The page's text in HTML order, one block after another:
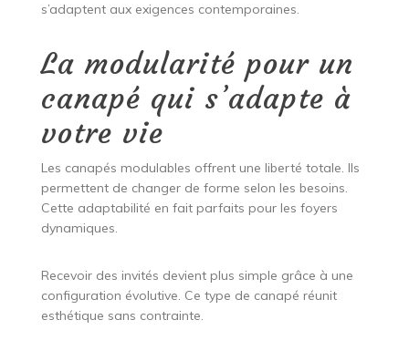
s’adaptent aux exigences contemporaines.
La modularité pour un
canapé qui s’adapte à
votre vie
Les canapés modulables offrent une liberté totale. Ils
permettent de changer de forme selon les besoins.
Cette adaptabilité en fait parfaits pour les foyers
dynamiques.
Recevoir des invités devient plus simple grâce à une
configuration évolutive. Ce type de canapé réunit
esthétique sans contrainte.